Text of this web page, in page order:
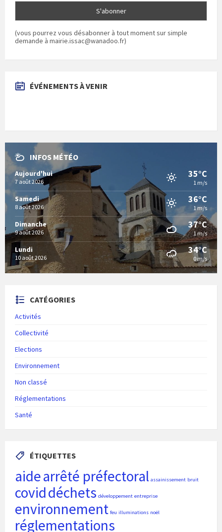
(vous pourrez vous désabonner à tout moment sur simple
demande à mairie.issac@wanadoo.fr)
ÉVÉNEMENTS À VENIR
INFOS MÉTÉO
Aujourd'hui
7 août 2026
35°C
1 m/s
Samedi
8 août 2026
36°C
1 m/s
Dimanche
9 août 2026
37°C
1 m/s
Lundi
10 août 2026
34°C
0 m/s
CATÉGORIES
Activités
Collectivité
Elections
Environnement
Non classé
Réglementations
Santé
ÉTIQUETTES
aidearrêté préfectoral assainissement bruit
coviddéchets développement entreprise
environnement feu illuminations noël
réglementations